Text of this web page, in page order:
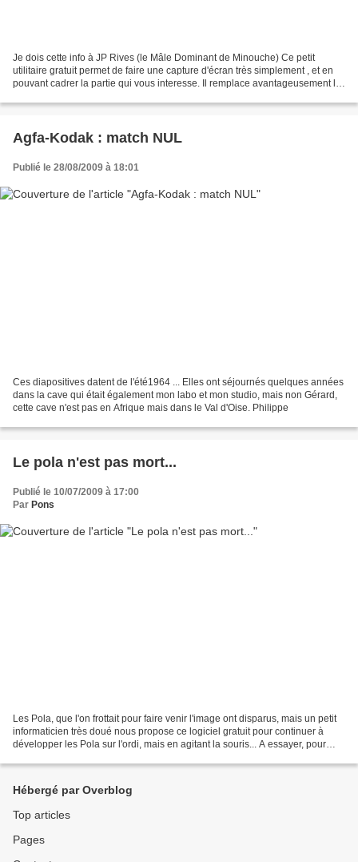
Je dois cette info à JP Rives (le Mâle Dominant de Minouche) Ce petit
utilitaire gratuit permet de faire une capture d'écran très simplement , et en
pouvant cadrer la partie qui vous interesse. Il remplace avantageusement la
Agfa-Kodak : match NUL
Publié le 28/08/2009 à 18:01
Ces diapositives datent de l'été1964 ... Elles ont séjournés quelques années
dans la cave qui était également mon labo et mon studio, mais non Gérard,
cette cave n'est pas en Afrique mais dans le Val d'Oise. Philippe
Le pola n'est pas mort...
Publié le 10/07/2009 à 17:00
Par Pons
Les Pola, que l'on frottait pour faire venir l'image ont disparus, mais un petit
informaticien très doué nous propose ce logiciel gratuit pour continuer à
développer les Pola sur l'ordi, mais en agitant la souris... A essayer, pour
Hébergé par Overblog
Top articles
Pages